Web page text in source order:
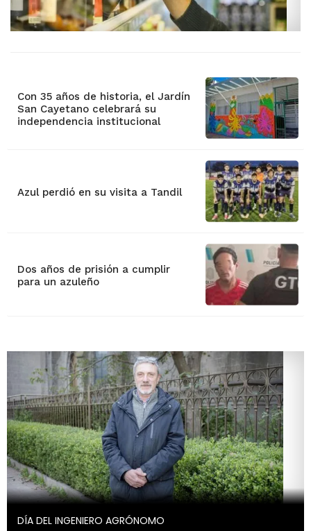
Con 35 años de historia, el Jardín
San Cayetano celebrará su
independencia institucional
Azul perdió en su visita a Tandil
Dos años de prisión a cumplir
para un azuleño
DÍA DEL INGENIERO AGRÓNOMO